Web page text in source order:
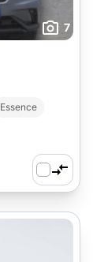
7
Essence